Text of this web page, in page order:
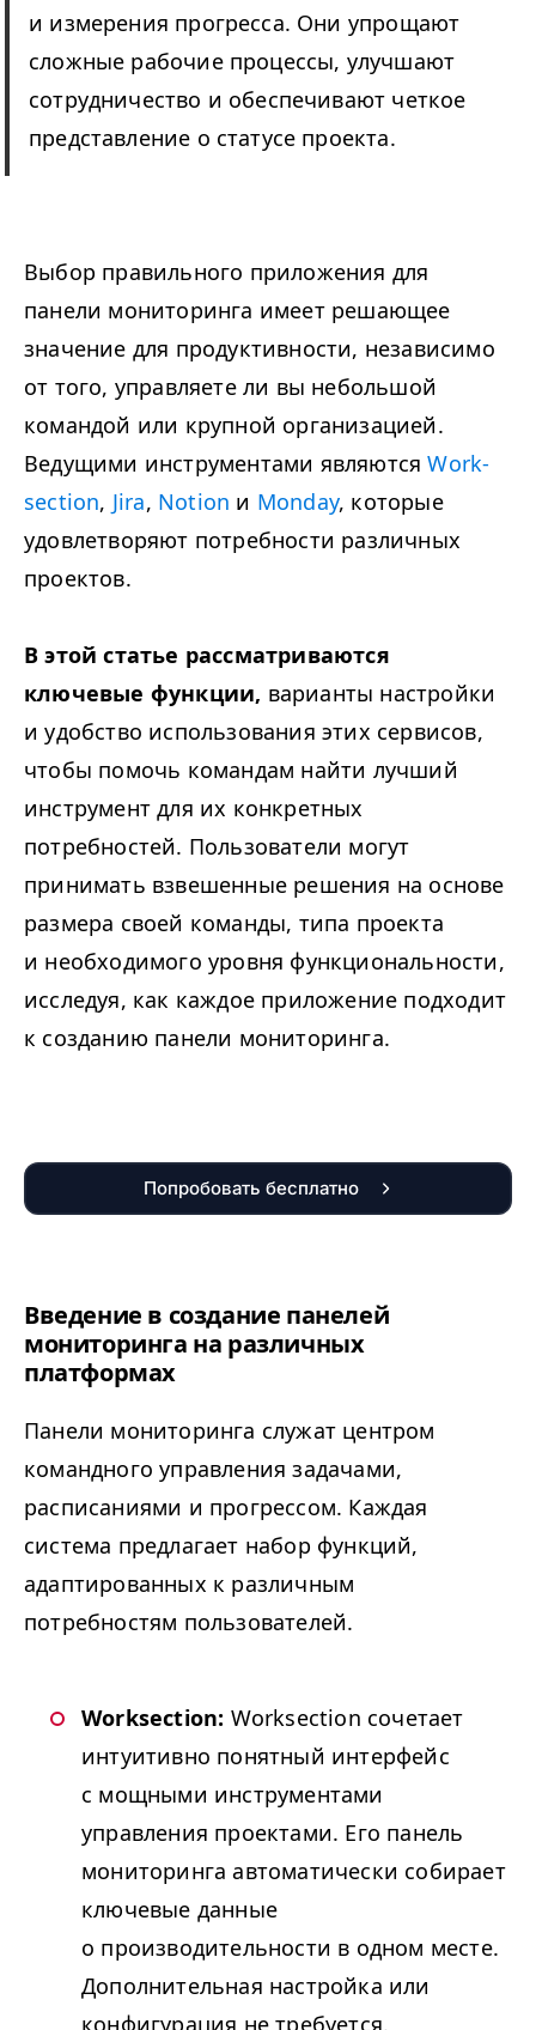
и измерения прогресса. Они упрощают
сложные рабочие процессы, улучшают
сотрудничество и обеспечивают четкое
представление о статусе проекта.
Выбор правильного приложения для
панели мониторинга имеет решающее
значение для продуктивности, независимо
от того, управляете ли вы небольшой
командой или крупной организацией.
Ведущими инструментами являютсяWork­
sec­tion, Jira, Notion и Mon­day, которые
удовлетворяют потребности различных
проектов.
В этой статье рассматриваются
ключевые функции, варианты настройки
и удобство использования этих сервисов,
чтобы помочь командам найти лучший
инструмент для их конкретных
потребностей. Пользователи могут
принимать взвешенные решения на основе
размера своей команды, типа проекта
и необходимого уровня функциональности,
исследуя, как каждое приложение подходит
к созданию панели мониторинга.
Попробовать бесплатно
Введение в создание панелей
мониторинга на различных
платформах
Панели мониторинга служат центром
командного управления задачами,
расписаниями и прогрессом. Каждая
система предлагает набор функций,
адаптированных к различным
потребностям пользователей.
Work­sec­tion: Work­sec­tion сочетает
интуитивно понятный интерфейс
с мощными инструментами
управления проектами. Его панель
мониторинга автоматически собирает
ключевые данные
о производительности в одном месте.
Дополнительная настройка или
конфигурация не требуется.